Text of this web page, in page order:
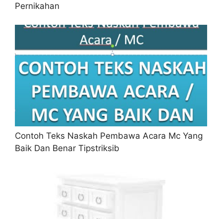
Pernikahan
Contoh Teks Naskah Pembawa Acara Mc Yang
Baik Dan Benar Tipstriksib